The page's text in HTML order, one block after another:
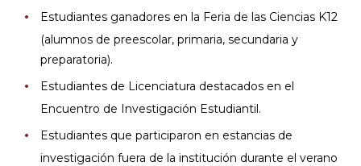
Estudiantes ganadores en la Feria de las Ciencias K12
(alumnos de preescolar, primaria, secundaria y
preparatoria).
Estudiantes de Licenciatura destacados en el
Encuentro de Investigación Estudiantil.
Estudiantes que participaron en estancias de
investigación fuera de la institución durante el verano